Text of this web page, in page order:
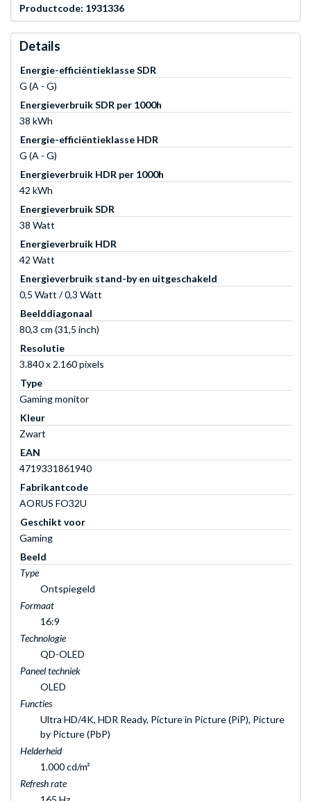
Productcode: 1931336
Details
Energie-efficiëntieklasse SDR
G (A - G)
Energieverbruik SDR per 1000h
38 kWh
Energie-efficiëntieklasse HDR
G (A - G)
Energieverbruik HDR per 1000h
42 kWh
Energieverbruik SDR
38 Watt
Energieverbruik HDR
42 Watt
Energieverbruik stand-by en uitgeschakeld
0,5 Watt / 0,3 Watt
Beelddiagonaal
80,3 cm (31,5 inch)
Resolutie
3.840 x 2.160 pixels
Type
Gaming monitor
Kleur
Zwart
EAN
4719331861940
Fabrikantcode
AORUS FO32U
Geschikt voor
Gaming
Beeld
Type
Ontspiegeld
Formaat
16:9
Technologie
QD-OLED
Paneel techniek
OLED
Functies
Ultra HD/4K, HDR Ready, Picture in Picture (PiP), Picture
by Picture (PbP)
Helderheid
1.000 cd/m²
Refresh rate